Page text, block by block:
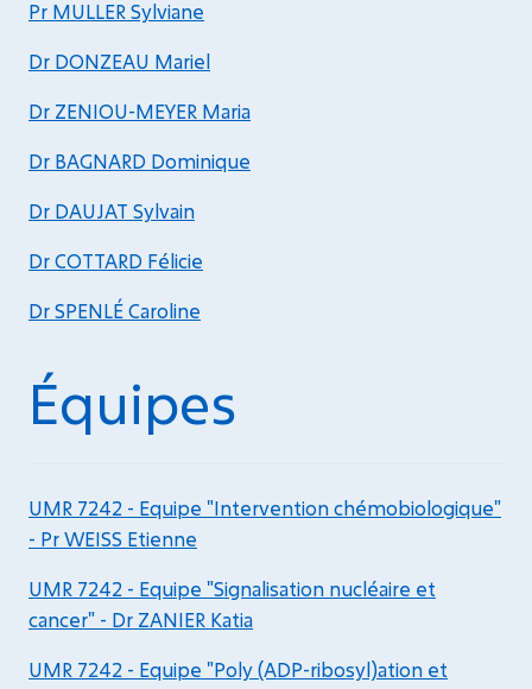
Pr MULLER Sylviane
Dr DONZEAU Mariel
Dr ZENIOU-MEYER Maria
Dr BAGNARD Dominique
Dr DAUJAT Sylvain
Dr COTTARD Félicie
Dr SPENLÉ Caroline
Équipes
UMR 7242 - Equipe "Intervention chémobiologique"
- Pr WEISS Etienne
UMR 7242 - Equipe "Signalisation nucléaire et
cancer" - Dr ZANIER Katia
UMR 7242 - Equipe "Poly (ADP-ribosyl)ation et